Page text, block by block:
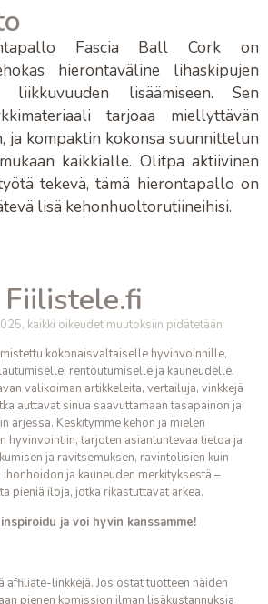
Fascia Ball Cork on
hierontaväline lihaskipujen
liikkuvuuden lisäämiseen. Sen
tarjoaa miellyttävän
ja kompaktin kokonsa suunnittelun
kaikkialle. Olitpa aktiivinen
tekevä, tämä hierontapallo on
lisä kehonhuoltorutiineihisi.
Fiilistele.fi
kaikki oikeudet muutoksiin pidätetään
kokonaisvaltaiselle hyvinvoinnille,
rentoutumiselle ja kauneudelle.
valikoiman artikkeleita, vertailuja, vinkkejä
auttavat sinua saavuttamaan tasapainon ja
arjessa. Keskitymme kehon ja mielen
hyvinvointiin, tarjoten asiantuntevaa tietoa ja
ja ravitsemuksen, ravintolisien kuin
ja kauneuden merkityksestä –
pieniä iloja, jotka rikastuttavat arkea.
ja voi hyvin kanssamme!
affiliate-linkkejä. Jos ostat tuotteen näiden
pienen komission ilman lisäkustannuksia